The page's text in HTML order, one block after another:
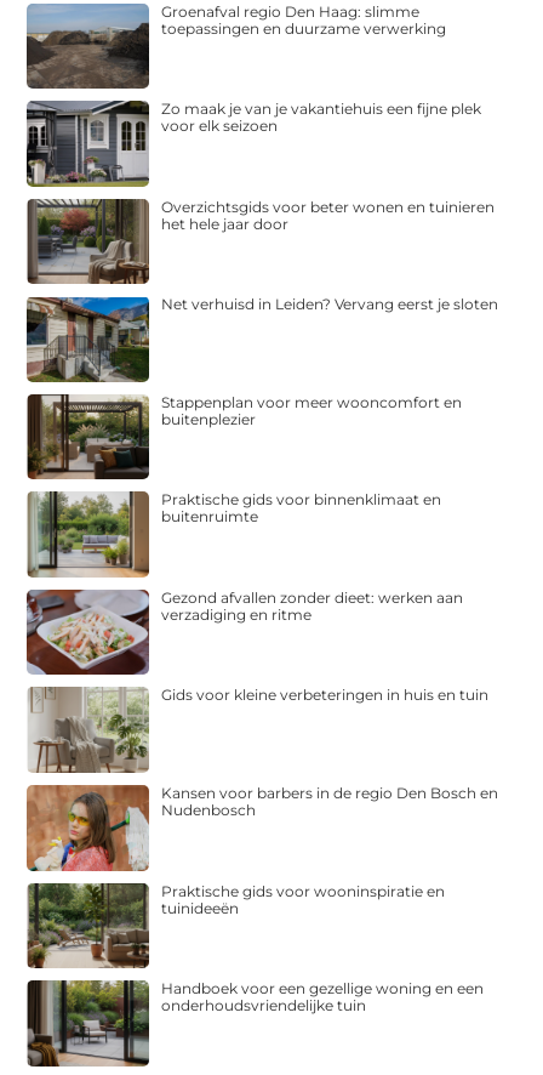
Groenafval regio Den Haag: slimme
toepassingen en duurzame verwerking
Zo maak je van je vakantiehuis een fijne plek
voor elk seizoen
Overzichtsgids voor beter wonen en tuinieren
het hele jaar door
Net verhuisd in Leiden? Vervang eerst je sloten
Stappenplan voor meer wooncomfort en
buitenplezier
Praktische gids voor binnenklimaat en
buitenruimte
Gezond afvallen zonder dieet: werken aan
verzadiging en ritme
Gids voor kleine verbeteringen in huis en tuin
Kansen voor barbers in de regio Den Bosch en
Nudenbosch
Praktische gids voor wooninspiratie en
tuinideeën
Handboek voor een gezellige woning en een
onderhoudsvriendelijke tuin